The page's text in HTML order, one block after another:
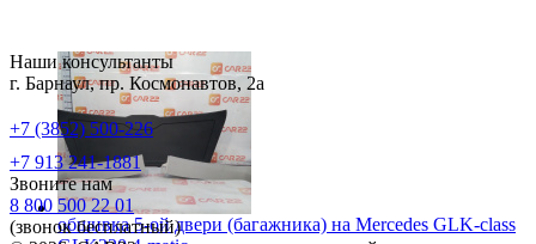
обшивка 5-ой двери (багажника) на Mercedes GLK-class
Наши консультанты
г. Барнаул, пр. Космонавтов, 2а
+7 (3852) 500-226
+7 913 241-1881
Звоните нам
8 800 500 22 01
(звонок бесплатный)